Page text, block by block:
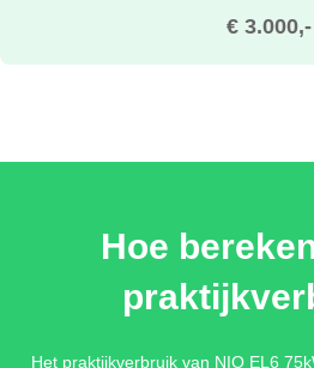
€ 3.000,-
Hoe
Het praktijkverbruik van NIO EL6